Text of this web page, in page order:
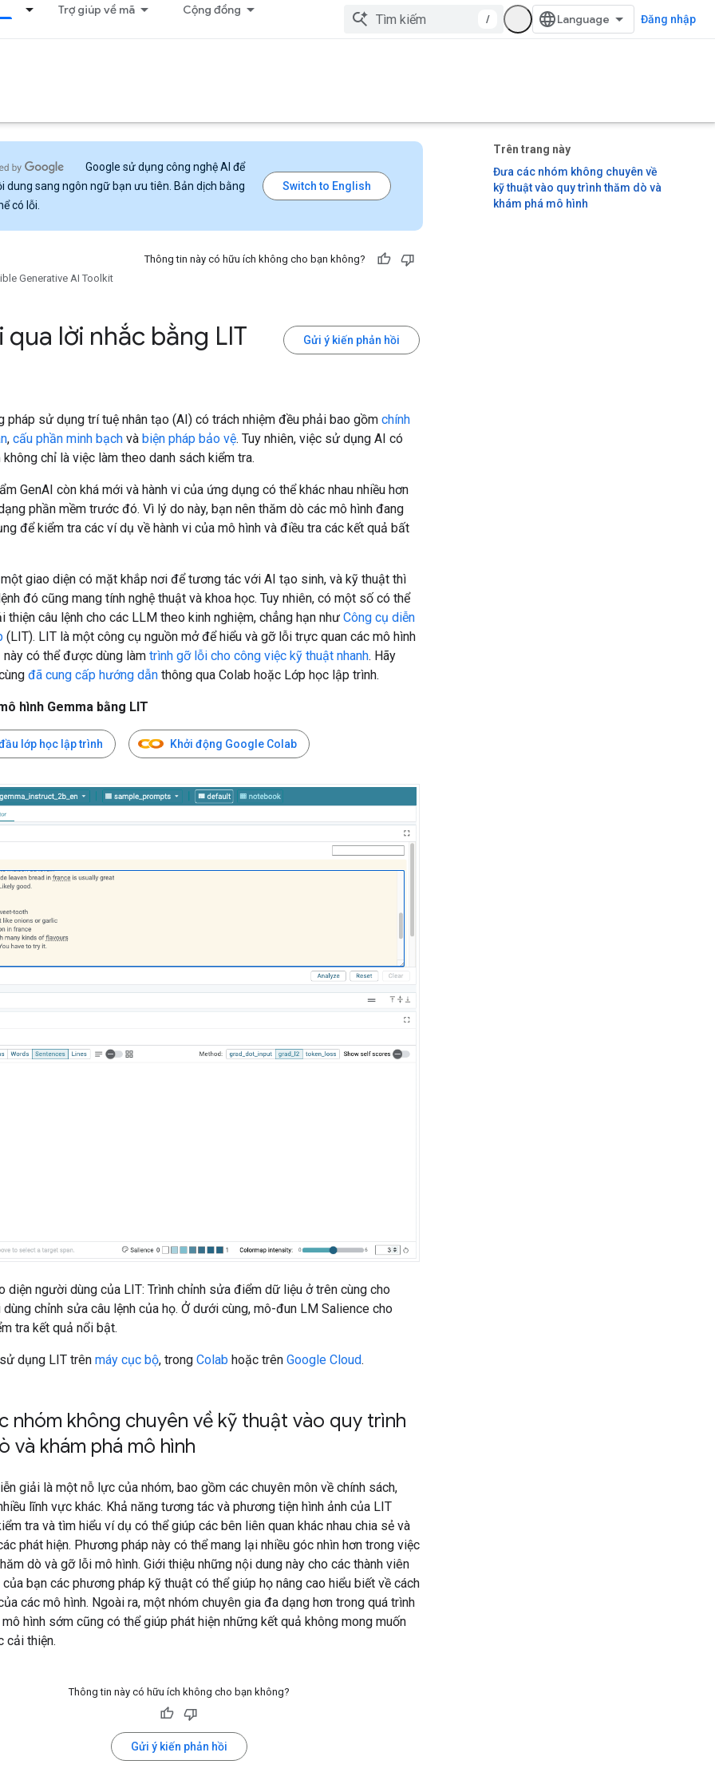
Trợ giúp về mã Cộng đồng
/ Đăng nhập
Trên trang này
Đưa các nhóm không chuyên về
kỹ thuật vào quy trình thăm dò và
khám phá mô hình
Google sử dụng công nghệ AI để
dung sang ngôn ngữ bạn ưu tiên. Bản dịch bằng
có lỗi.
Generative AI Toolkit
Thông tin này có hữu ích không cho bạn không?
Gửi ý kiến phản hồi
qua lời nhắc bằng LIT
pháp sử dụng trí tuệ nhân tạo (AI) có trách nhiệm đều phải bao gồm chính
, cấu phần minh bạch và biện pháp bảo vệ. Tuy nhiên, việc sử dụng AI có
không chỉ là việc làm theo danh sách kiểm tra.
GenAI còn khá mới và hành vi của ứng dụng có thể khác nhau nhiều hơn
phần mềm trước đó. Vì lý do này, bạn nên thăm dò các mô hình đang
để kiểm tra các ví dụ về hành vi của mô hình và điều tra các kết quả bất
giao diện có mặt khắp nơi để tương tác với AI tạo sinh, và kỹ thuật thì
đó cũng mang tính nghệ thuật và khoa học. Tuy nhiên, có một số có thể
thiện câu lệnh cho các LLM theo kinh nghiệm, chẳng hạn như Công cụ diễn
(LIT). LIT là một công cụ nguồn mở để hiểu và gỡ lỗi trực quan các mô hình
này có thể được dùng làm trình gỡ lỗi cho công việc kỹ thuật nhanh. Hãy
đã cung cấp hướng dẫn thông qua Colab hoặc Lớp học lập trình.
hình Gemma bằng LIT
lớp học lập trình Khởi động Google Colab
diện người dùng của LIT: Trình chỉnh sửa điểm dữ liệu ở trên cùng cho
chỉnh sửa câu lệnh của họ. Ở dưới cùng, mô-đun LM Salience cho
tra kết quả nổi bật.
dụng LIT trên máy cục bộ, trong Colab hoặc trên Google Cloud.
nhóm không chuyên về kỹ thuật vào quy trình
và khám phá mô hình
giải là một nỗ lực của nhóm, bao gồm các chuyên môn về chính sách,
lĩnh vực khác. Khả năng tương tác và phương tiện hình ảnh của LIT
tra và tìm hiểu ví dụ có thể giúp các bên liên quan khác nhau chia sẻ và
phát hiện. Phương pháp này có thể mang lại nhiều góc nhìn hơn trong việc
dò và gỡ lỗi mô hình. Giới thiệu những nội dung này cho các thành viên
bạn các phương pháp kỹ thuật có thể giúp họ nâng cao hiểu biết về cách
các mô hình. Ngoài ra, một nhóm chuyên gia đa dạng hơn trong quá trình
hình sớm cũng có thể giúp phát hiện những kết quả không mong muốn
cải thiện.
Thông tin này có hữu ích không cho bạn không?
Gửi ý kiến phản hồi